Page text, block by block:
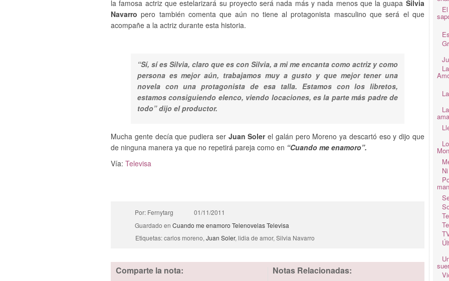
la famosa actriz que estelarizará su proyecto será nada más y nada menos que la guapa Silvia
Navarro pero también comenta que aún no tiene al protagonista masculino que será el que
acompañe a la actriz durante esta historia.
“Sí, sí es Silvia, claro que es con Silvia, a mi me encanta como actriz y como
persona es mejor aún, trabajamos muy a gusto y que mejor tener una
novela con una protagonista de esa talla. Estamos con los libretos,
estamos consiguiendo elenco, viendo locaciones, es la parte más padre de
todo” dijo el productor.
Mucha gente decía que pudiera ser Juan Solerel galán pero Moreno ya descartó eso y dijo que
de ninguna manera ya que no repetirá pareja como en “Cuando me enamoro”.
Vía:Televisa
Por: Fernytarg
01/11/2011
Guardado en Cuando me enamoro TelenovelasTelevisa
Etiquetas: carlos moreno, Juan Soler, lidia de amor, Silvia Navarro
Comparte la nota: Notas Relacionadas: